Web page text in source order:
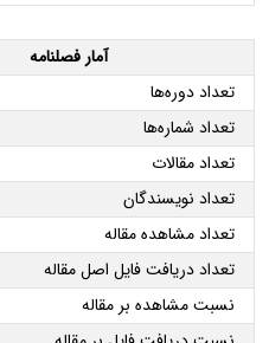
آمار فصلنامه
تعداد دوره‌ها
تعداد شماره‌ها
تعداد مقالات
تعداد نویسندگان
تعداد مشاهده مقاله
تعداد دریافت فایل اصل مقاله
نسبت مشاهده بر مقاله